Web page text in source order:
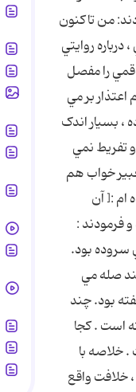
من تاکنون
حاج شيخ عباس قمي ، درباره روايتي
قمي را مفصل
مقام اعتذار بر مي
، بسيار اندک
تفريط نمي
خواب هم
ام :[ آن
فرمودند :
سروده بود.
صله مي
بود. چند
است . کجا
خلاصه با
خلافت واقع